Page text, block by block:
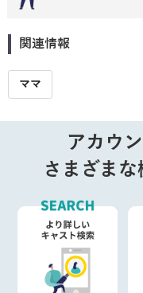
関連情報
ママ
アカウ
さまざまな